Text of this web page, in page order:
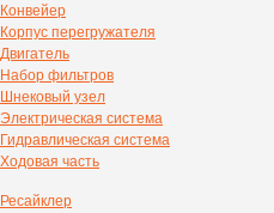
Конвейер
Корпус перегружателя
Двигатель
Набор фильтров
Шнековый узел
Электрическая система
Гидравлическая система
Ходовая часть
Ресайклер